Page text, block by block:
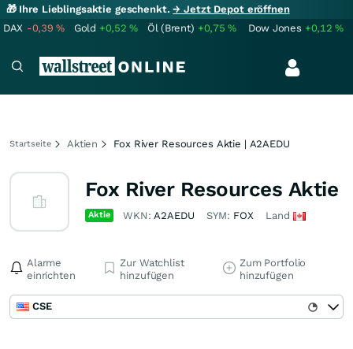
🎁 Ihre Lieblingsaktie geschenkt.→ Jetzt Depot eröffnen
DAX -0,39% Gold +0,52% Öl (Brent) +0,75% Dow Jones +0,12%
Startseite Aktien Fox River Resources Aktie | A2AEDU
Fox River Resources Aktie
Aktie WKN:A2AEDU SYM: FOX Land
Alarme
einrichten
Zur Watchlist
hinzufügen
Zum Portfolio
hinzufügen
CSE